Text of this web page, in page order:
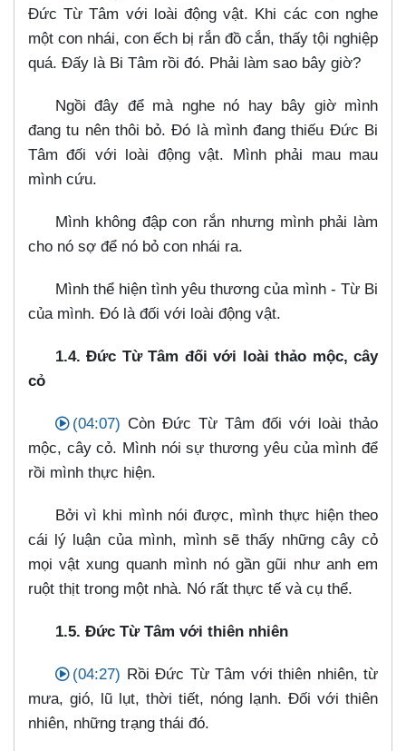
Đức Từ Tâm với loài động vật. Khi các con nghe
một con nhái, con ếch bị rắn đồ cắn, thấy tội nghiệp
quá. Đấy là Bi Tâm rồi đó. Phải làm sao bây giờ?
Ngồi đây để mà nghe nó hay bây giờ mình
đang tu nên thôi bỏ. Đó là mình đang thiếu Đức Bi
Tâm đối với loài động vật. Mình phải mau mau
mình cứu.
Mình không đập con rắn nhưng mình phải làm
cho nó sợ để nó bỏ con nhái ra.
Mình thể hiện tình yêu thương của mình - Từ Bi
của mình. Đó là đối với loài động vật.
1.4. Đức Từ Tâm đối với loài thảo mộc, cây
cỏ
(04:07) Còn Đức Từ Tâm đối với loài thảo
mộc, cây cỏ. Mình nói sự thương yêu của mình để
rồi mình thực hiện.
Bởi vì khi mình nói được, mình thực hiện theo
cái lý luận của mình, mình sẽ thấy những cây cỏ
mọi vật xung quanh mình nó gần gũi như anh em
ruột thịt trong một nhà. Nó rất thực tế và cụ thể.
1.5. Đức Từ Tâm với thiên nhiên
(04:27) Rồi Đức Từ Tâm với thiên nhiên, từ
mưa, gió, lũ lụt, thời tiết, nóng lạnh. Đối với thiên
nhiên, những trạng thái đó.